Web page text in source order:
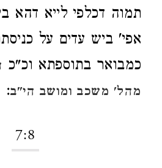
תמוה דכלפי לייא דהא
אפי' ביש עדים על
כמבואר בתוספתא וכ"כ
מהל' משכב ומושב הי"ב:
7:8